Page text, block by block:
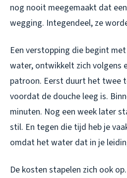
nog nooit meegemaakt dat
wegging. Integendeel, ze
Een verstopping die begint
water, ontwikkelt zich volgens
patroon. Eerst duurt het twee
voordat de douche leeg is.
minuten. Nog een week later
stil. En tegen die tijd heb je
omdat het water dat in je
De kosten stapelen zich ook